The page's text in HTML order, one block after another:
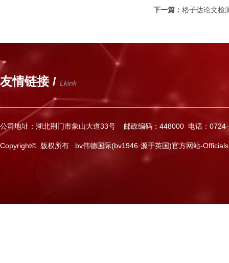
下一篇： 格子达论文检
友情链接 / Lkink
公司地址：湖北荆门市象山大道33号 邮政编码：448000 电话：
Copyright© 版权所有 bv伟德国际(bv1946·源于英国)官方网站-